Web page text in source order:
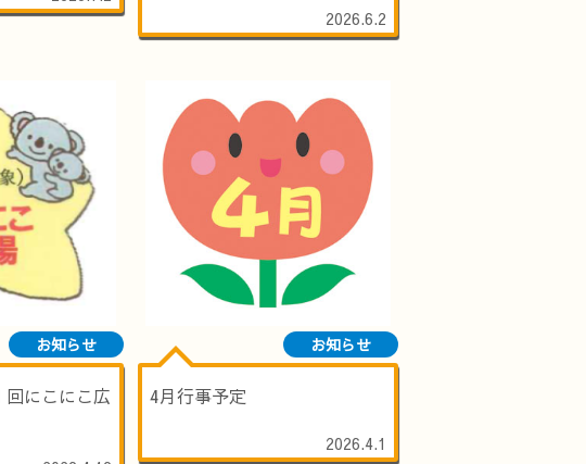
2026.6.2
お知らせ
にこにこ広
お知らせ
4月行事予定
2026.4.1